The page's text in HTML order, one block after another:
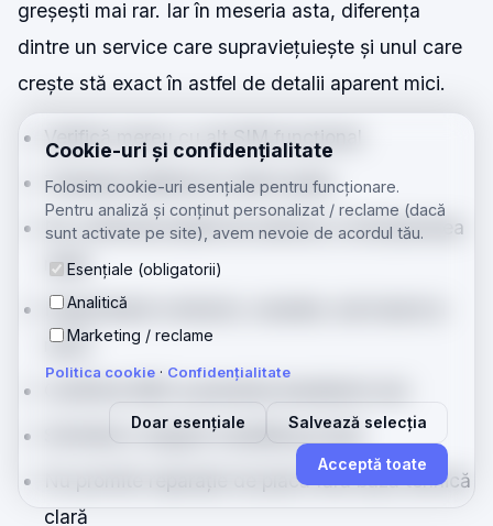
Cookie-uri și confidențialitate
Folosim cookie-uri esențiale pentru funcționare.
Pentru analiză și conținut personalizat / reclame (dacă
sunt activate pe site), avem nevoie de acordul tău.
Esențiale (obligatorii)
Analitică
Marketing / reclame
Politica cookie · Confidențialitate
Doar esențiale Salvează selecția
Acceptă toate
greșești mai rar. Iar în meseria asta, diferența
dintre un service care supraviețuiește și unul care
crește stă exact în astfel de detalii aparent mici.
Verifică mereu cu alt SIM funcțional
Testează telefonul în altă locație
Nu confunda barele de semnal cu funcționarea
reală
Inspectează contacte, coaxiale, sub-board și
ramă
Schimbă o singură variabilă pe rând
Nu promite reparație de placă fără bază tehnică
clară